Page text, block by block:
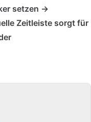
setzen →
Zeitleiste sorgt für